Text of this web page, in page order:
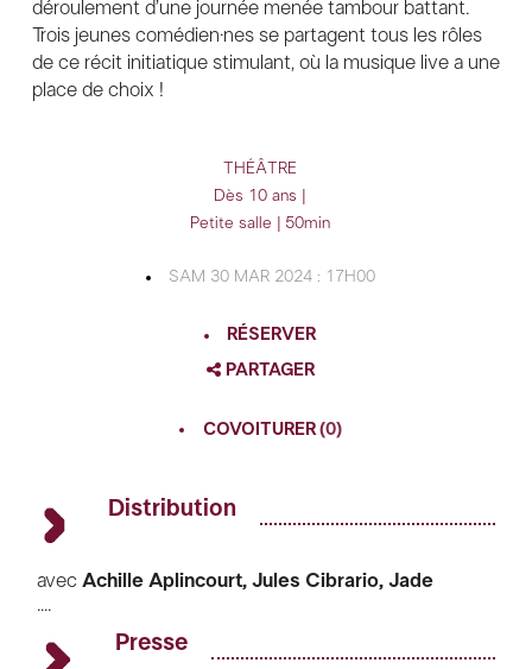
déroulement d’une journée menée tambour battant.
Trois jeunes comédien·nes se partagent tous les rôles
de ce récit initiatique stimulant, où la musique live a une
place de choix !
THÉÂTRE
Dès 10 ans |
Petite salle | 50min
SAM 30 MAR 2024 : 17H00
RÉSERVER
PARTAGER
COVOITURER(0)
Distribution
avecAchille Aplincourt,Jules Cibrario,Jade
Emmanuel
assistanat à la mise en scène
scénographie
Alban Ho Van
....
Presse